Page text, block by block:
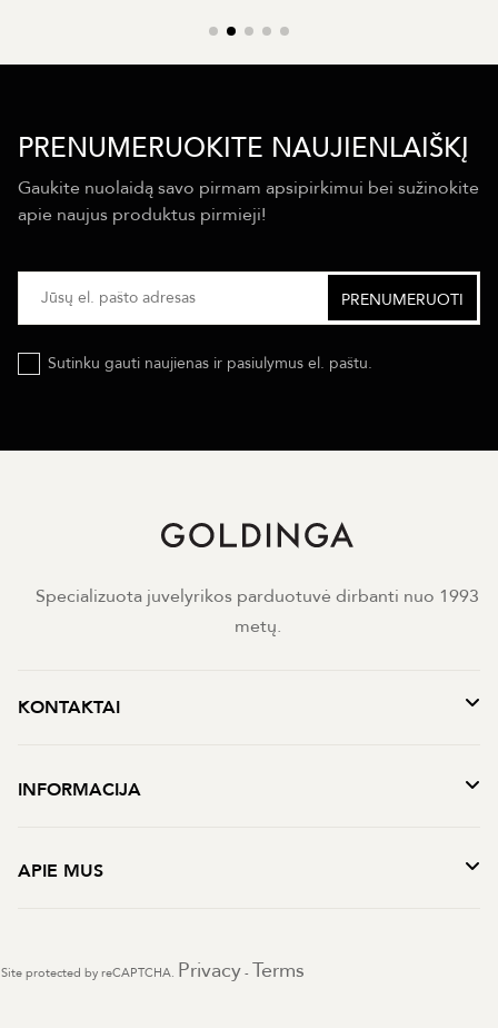
PRENUMERUOKITE NAUJIENLAIŠKĮ
Gaukite nuolaidą savo pirmam apsipirkimui bei sužinokite
apie naujus produktus pirmieji!
Sutinku gauti naujienas ir pasiulymus el. paštu.
Specializuota juvelyrikos parduotuvė dirbanti nuo 1993
metų.
KONTAKTAI
INFORMACIJA
APIE MUS
Site protected by reCAPTCHA. Privacy - Terms